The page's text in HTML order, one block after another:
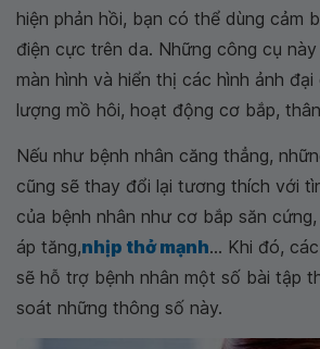
hiện phản hồi, bạn có thể dùng cảm
điện cực trên da. Những công cụ
màn hình và hiển thị các hình ảnh
lượng mồ hôi, hoạt động cơ bắp,
Nếu như bệnh nhân căng thẳng,
cũng sẽ thay đổi lại tương thích với
của bệnh nhân như cơ bắp săn
áp tăng,nhịp thở mạnh... Khi đó,
sẽ hỗ trợ bệnh nhân một số bài tập
soát những thông số này.